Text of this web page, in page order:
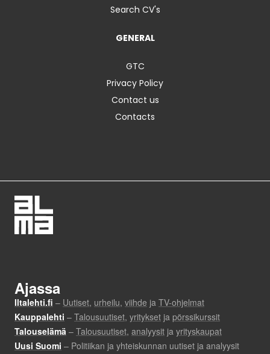
Search CV's
GENERAL
GTC
Privacy Policy
Contact us
Contacts